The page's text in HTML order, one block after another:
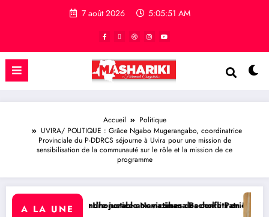
7 août 2026 5:05:52 AM
Accueil
Politique
UVIRA/ POLITIQUE : Grâce Ngabo Mugerangabo, coordinatrice
Provinciale du P-DDRCS séjourne à Uvira pour une mission de
sensibilisation de la communauté sur le rôle et la mission de ce
programme
A LA UNE
justice aux victimes des conflits en RDC
Namazihana Bachoke Patrick Baka salue la suspension
RDC/ POLITIQUE :